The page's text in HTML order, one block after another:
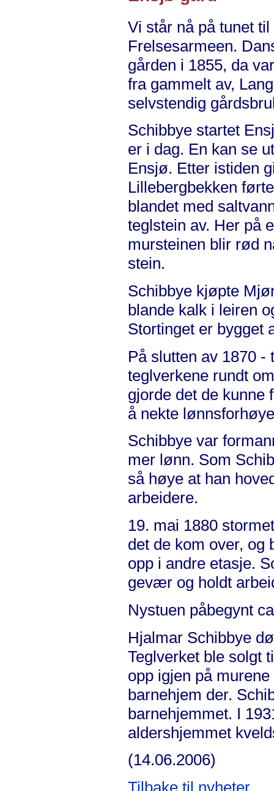
Vi står nå på tunet
Frelsesarmeen.
gården i 1855, da
fra gammelt av,
selvstendig
Schibbye startet
er i dag. En kan se
Ensjø. Etter istiden
Lillebergbekken
blandet med
teglstein av. Her på
mursteinen blir rød
stein.
Schibbye kjøpte
blande kalk i leiren
Stortinget er bygget
På slutten av 1870 -
teglverkene rundt
gjorde det de kunne
å nekte
Schibbye var
mer lønn. Som
så høye at han
arbeidere.
19. mai 1880
det de kom over, og
opp i andre etasje.
gevær og holdt
Nystuen påbegynt
Hjalmar Schibbye
Teglverket ble solgt
opp igjen på
barnehjem der.
barnehjemmet. I
aldershjemmet
(14.06.2006)
Tilbake til nyheter...